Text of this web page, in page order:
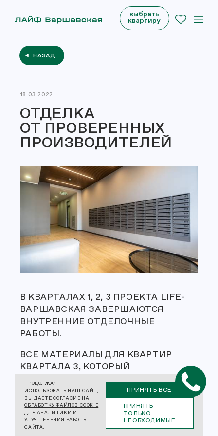
НАЗАД
18.03.2022
ОТДЕЛКА
ОТ ПРОВЕРЕННЫХ
ПРОИЗВОДИТЕЛЕЙ
В КВАРТАЛАХ 1, 2, 3 ПРОЕКТА LIFE-
ВАРШАВСКАЯ ЗАВЕРШАЮТСЯ
ВНУТРЕННИЕ ОТДЕЛОЧНЫЕ
РАБОТЫ.
ВСЕ МАТЕРИАЛЫ ДЛЯ КВАРТИР
КВАРТАЛА 3, КОТОРЫЙ
ОТДЕЛКОЙ, ЗАКУПЛЕНЫ
И УСТАНАВЛИВАЮТСЯ СОГЛАСНО
ИЗНАЧАЛЬНОЙ СПЕЦИФИКАЦИИ.
выбрать
квартиру
ПРОДОЛЖАЯ
ИСПОЛЬЗОВАТЬ НАШ САЙТ,
ВЫ ДАЕТЕ СОГЛАСИЕ НА
ОБРАБОТКУ ФАЙЛОВ COOKIE
ДЛЯ АНАЛИТИКИ И
УЛУЧШЕНЕНИЯ РАБОТЫ
САЙТА.
ПРИНЯТЬ ВСЕ
ПРИНЯТЬ
ТОЛЬКО
НЕОБХОДИМЫЕ